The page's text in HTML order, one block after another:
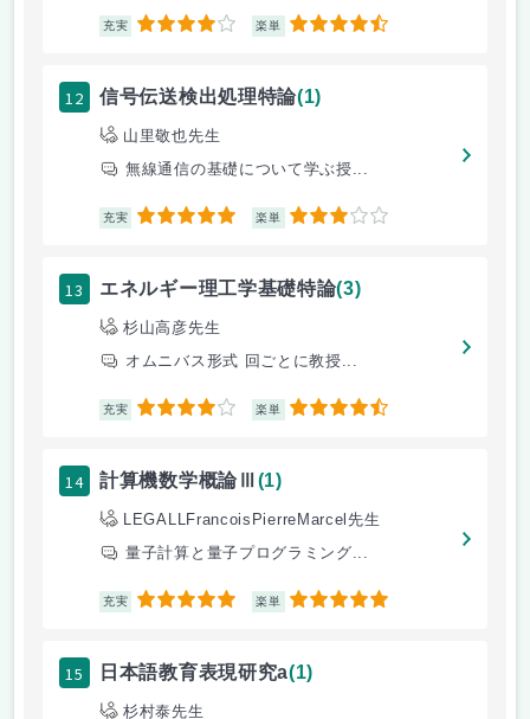
充実 4 楽単 4.5
12 信号伝送検出処理特論(1)
山里敬也先生
無線通信の基礎について学ぶ授...
充実 5 楽単 3
13 エネルギー理工学基礎特論(3)
杉山高彦先生
オムニバス形式 回ごとに教授...
充実 4 楽単 4.5
14 計算機数学概論Ⅲ (1)
LEGALLFrancoisPierreMarcel先生
量子計算と量子プログラミング...
充実 5 楽単 5
15 日本語教育表現研究a(1)
杉村泰先生